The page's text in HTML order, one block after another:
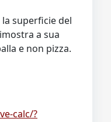
superficie del
a sua
e non pizza.
calc/?